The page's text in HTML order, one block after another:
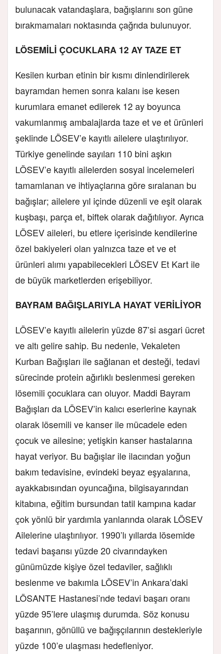
bulunacak vatandaşlara, bağışlarını son güne
bırakmamaları noktasında çağrıda bulunuyor.
LÖSEMİLİ ÇOCUKLARA 12 AY TAZE ET
Kesilen kurban etinin bir kısmı dinlendirilerek
bayramdan hemen sonra kalanı ise kesen
kurumlara emanet edilerek 12 ay boyunca
vakumlanmış ambalajlarda taze et ve et ürünleri
şeklinde LÖSEV’e kayıtlı ailelere ulaştırılıyor.
Türkiye genelinde sayıları 110 bini aşkın
LÖSEV’e kayıtlı ailelerden sosyal incelemeleri
tamamlanan ve ihtiyaçlarına göre sıralanan bu
bağışlar; ailelere yıl içinde düzenli ve eşit olarak
kuşbaşı, parça et, biftek olarak dağıtılıyor. Ayrıca
LÖSEV aileleri, bu etlere içerisinde kendilerine
özel bakiyeleri olan yalnızca taze et ve et
ürünleri alımı yapabilecekleri LÖSEV Et Kart ile
de büyük marketlerden erişebiliyor.
BAYRAM BAĞIŞLARIYLA HAYAT VERİLİYOR
LÖSEV’e kayıtlı ailelerin yüzde 87’si asgari ücret
ve altı gelire sahip. Bu nedenle, Vekaleten
Kurban Bağışları ile sağlanan et desteği, tedavi
sürecinde protein ağırlıklı beslenmesi gereken
lösemili çocuklara can oluyor. Maddi Bayram
Bağışları da LÖSEV’in kalıcı eserlerine kaynak
olarak lösemili ve kanser ile mücadele eden
çocuk ve ailesine; yetişkin kanser hastalarına
hayat veriyor. Bu bağışlar ile ilacından yoğun
bakım tedavisine, evindeki beyaz eşyalarına,
ayakkabısından oyuncağına, bilgisayarından
kitabına, eğitim bursundan tatil kampına kadar
çok yönlü bir yardımla yanlarında olarak LÖSEV
Ailelerine ulaştırılıyor. 1990’lı yıllarda lösemide
tedavi başarısı yüzde 20 civarındayken
günümüzde kişiye özel tedaviler, sağlıklı
beslenme ve bakımla LÖSEV’in Ankara’daki
LÖSANTE Hastanesi’nde tedavi başarı oranı
yüzde 95’lere ulaşmış durumda. Söz konusu
başarının, gönüllü ve bağışçılarının destekleriyle
yüzde 100’e ulaşması hedefleniyor.